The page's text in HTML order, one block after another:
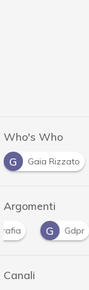
Who's Who
G
Gaia Rizzato
Argomenti
G Gdpr
Canali